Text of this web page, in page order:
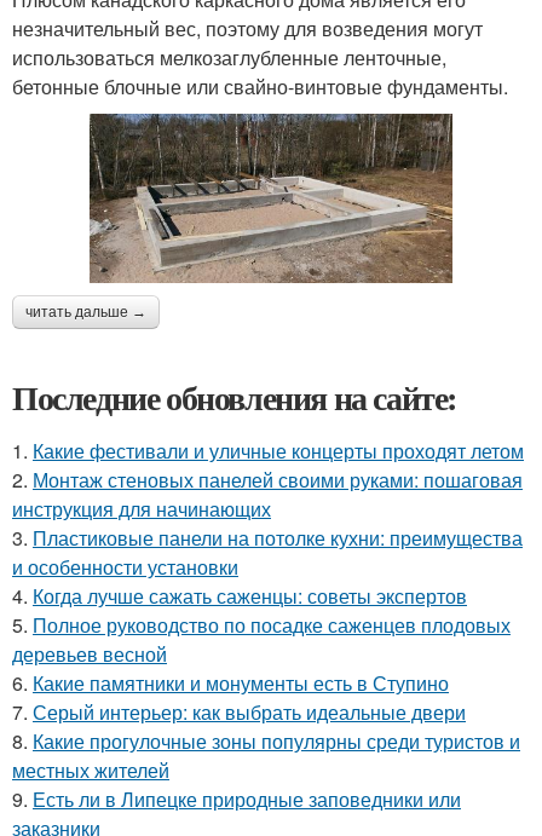
незначительный вес, поэтому для возведения могут
использоваться мелкозаглубленные ленточные,
бетонные блочные или свайно-винтовые фундаменты.
читать дальше →
Последние обновления на сайте:
1. Какие фестивали и уличные концерты проходят летом
2. Монтаж стеновых панелей своими руками: пошаговая
инструкция для начинающих
3. Пластиковые панели на потолке кухни: преимущества
и особенности установки
4. Когда лучше сажать саженцы: советы экспертов
5. Полное руководство по посадке саженцев плодовых
деревьев весной
6. Какие памятники и монументы есть в Ступино
7. Серый интерьер: как выбрать идеальные двери
8. Какие прогулочные зоны популярны среди туристов и
местных жителей
9. Есть ли в Липецке природные заповедники или
заказники